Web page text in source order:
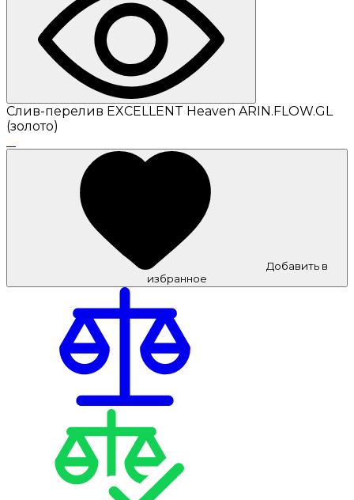
Слив-перелив EXCELLENT Heaven ARIN.FLOW.GL
(золото)
Добавить в
избранное